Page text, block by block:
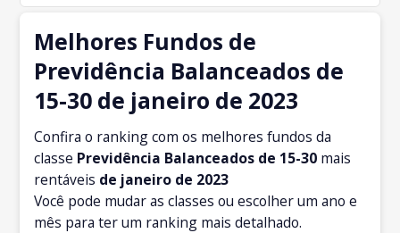
Melhores Fundos de
Previdência Balanceados de
15-30 de janeiro de 2023
Confira o ranking com os melhores fundos da
classe Previdência Balanceados de 15-30 mais
rentáveis de janeiro de 2023
Você pode mudar as classes ou escolher um ano e
mês para ter um ranking mais detalhado.